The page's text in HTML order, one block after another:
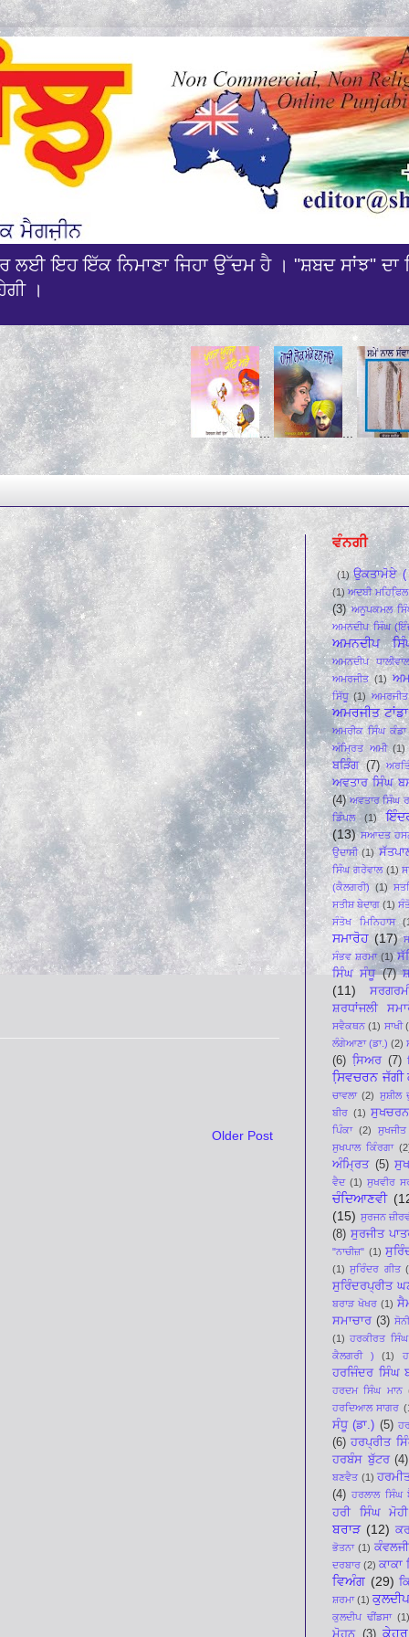
ਲਈ ਇਹ ਇੱਕ ਨਿਮਾਣਾ ਜਿਹਾ ਉੱਦਮ ਹੈ । "ਸ਼ਬਦ ਸਾਂਝ" ਦਾ
।
... ...
Older Post
ਵੰਨਗੀ
(1) ਉਕਤਾਮੋਏ (
(1) ਅਦਬੀ ਮਹਿਫਿ਼ਲ
(3) ਅਨੂਪਕਮਲ
ਅਮਨਦੀਪ ਸਿੰਘ
ਅਮਨਦੀਪ
ਅਮਨਦੀਪ
ਅਮਰਜੀਤ (1)
ਸਿੱਧੂ (1)
ਅਮਰਜੀਤ
ਅਮਰੀਕ ਸਿੰਘ ਕੰਡਾ
ਅੰਮ੍ਰਿਤ ਅਮੀ (1)
ਬੜਿੰਗ (7)
ਅਵਤਾਰ ਸਿੰਘ
(4) ਅਵਤਾਰ ਸਿੰਘ
ਡਿੰਪਲ
(1)
(13) ਸਆਦਤ
ਉਦਾਸੀ (1)
ਸਿੰਘ ਗਰੇਵਾਲ (1)
(ਕੈਲਗਰੀ) (1)
ਸਤੀਸ਼ ਬੇਦਾਗ (1)
ਸੰਤੋਖ ਮਿਨਿਹਾਸ
ਸਮਾਰੋਹ (17)
ਸੰਭਵ ਸ਼ਰਮਾ (1)
ਸਿੰਘ ਸੰਧੂ (7)
(11)
ਸ਼ਰਧਾਂਜਲੀ
ਸਵੈਕਥਨ (1) ਸਾਖੀ
ਲੰਗੇਆਣਾ (ਡਾ.) (2)
(6) ਸਿ਼ਅਰ (7)
ਸਿ਼ਵਚਰਨ ਜੱਗੀ
ਚਾਵਲਾ (2) ਸੁਸ਼ੀਲ
ਬੀਰ (1)
ਪਿੰਕਾ (2)
ਸੁਖਪਾਲ ਕਿੰਰਗਾ
ਅੰਮ੍ਰਿਤ (5)
ਵੈਦ (1) ਸੁਖਵੀਰ
ਚੰਦਿਆਣਵੀ
(15) ਸੁਰਜਨ
(8) ਸੁਰਜੀਤ
"ਨਾਚੀਜ਼" (1)
(1) ਸੁਰਿੰਦਰ ਗੀਤ
ਸੁਰਿੰਦਰਪ੍ਰੀਤ
ਬਰਾੜ ਖੋਖਰ (1)
ਸਮਾਚਾਰ (3)
(1) ਹਰਕੀਰਤ
ਕੈਲਗਰੀ )
(1)
ਹਰਜਿੰਦਰ ਸਿੰਘ
ਹਰਦਮ ਸਿੰਘ ਮਾਨ
ਹਰਦਿਆਲ ਸਾਗਰ
ਸੰਧੂ (ਡਾ.) (5)
(6) ਹਰਪ੍ਰੀਤ
ਹਰਬੰਸ ਬੁੱਟਰ (4)
ਬਣਵੈਤ (1)
(4) ਹਰਲਾਲ ਸਿੰਘ
ਹਰੀ ਸਿੰਘ ਮੋਹੀ
ਬਰਾੜ (12)
ਭੋਤਨਾ (1)
ਦਰਬਾਰ (2) ਕਾਕਾ
ਵਿਅੰਗ (29)
ਸ਼ਰਮਾ (1)
ਕੁਲਦੀਪ ਢੀਂਡਸਾ
ਮੋਹਨ (3)